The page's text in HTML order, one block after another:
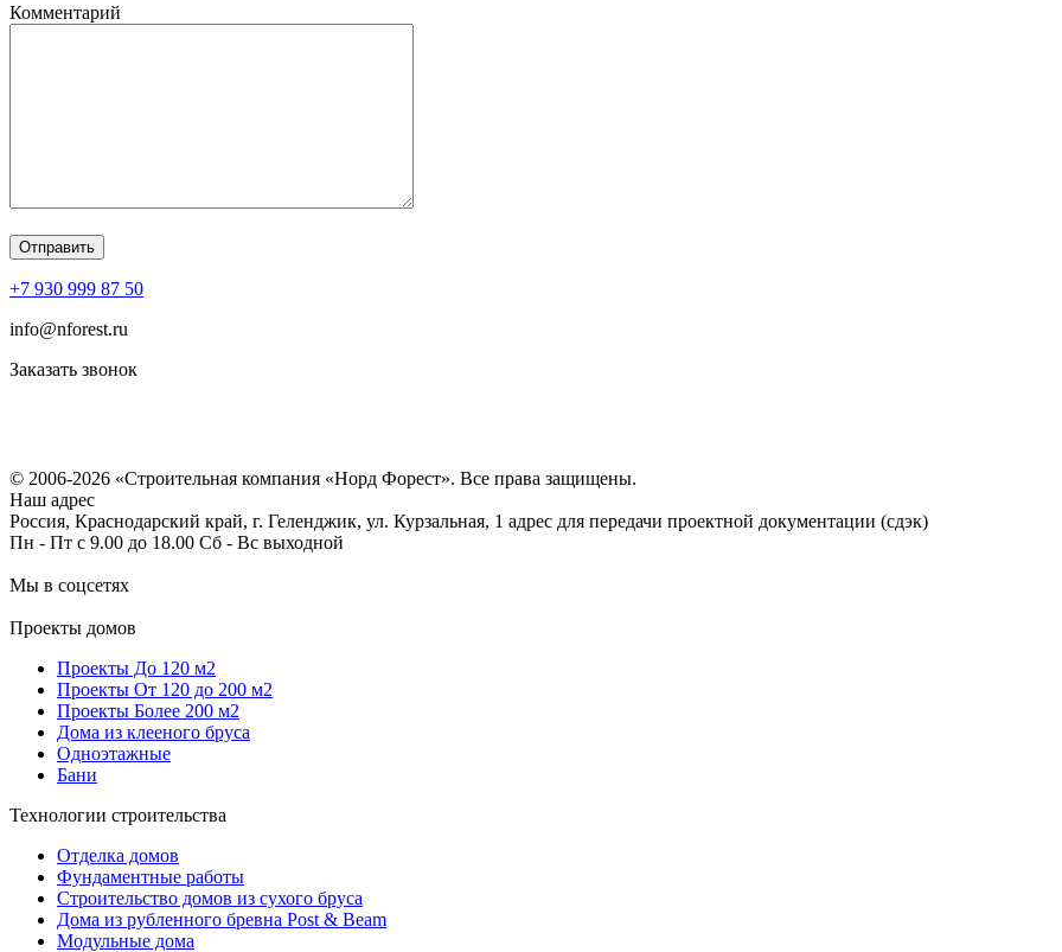
Комментарий
+7 930 999 87 50
info@nforest.ru
Заказать звонок
© 2006-2026 «Строительная компания «Норд Форест». Все права защищены.
Наш адрес
Россия, Краснодарский край, г. Геленджик, ул. Курзальная, 1 адрес для передачи проектной документации (сдэк)
Пн - Пт с 9.00 до 18.00 Сб - Вс выходной
Мы в соцсетях
Проекты домов
Проекты До 120 м2
Проекты От 120 до 200 м2
Проекты Более 200 м2
Дома из клееного бруса
Одноэтажные
Бани
Технологии строительства
Отделка домов
Фундаментные работы
Строительство домов из сухого бруса
Дома из рубленного бревна Post & Beam
Модульные дома